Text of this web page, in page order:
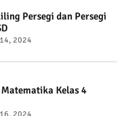
Persegi dan Persegi
2024
Kelas 4
2024